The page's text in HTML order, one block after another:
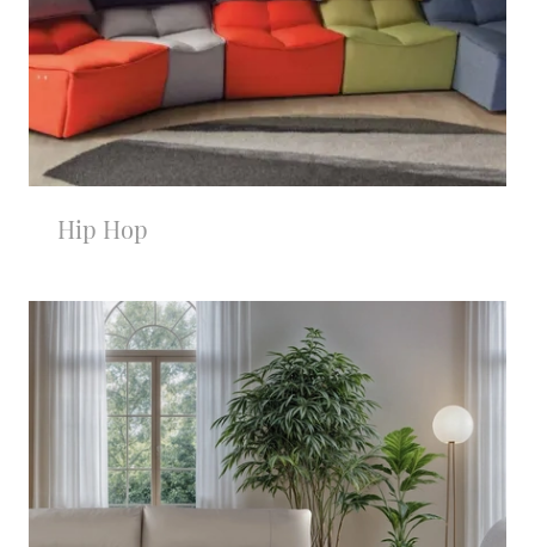
Hip Hop